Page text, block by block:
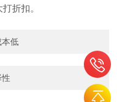
折扣。
本低